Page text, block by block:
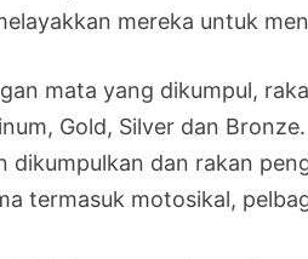
mereka untuk
mata yang dikumpul,
Gold, Silver dan
dikumpulkan dan rakan
termasuk motosikal,